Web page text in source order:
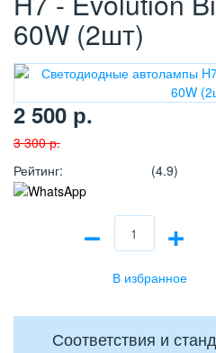
60W (2шт)
2 500 р.
3 300р.
Рейтинг: (4.9)
− +
Соответствия и